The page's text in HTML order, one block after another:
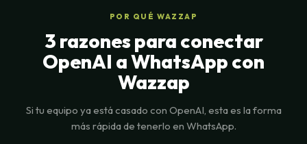
POR QUÉ WAZZAP
3 razones para conectar
OpenAI a WhatsApp con
Wazzap
Si tu equipo ya está casado con OpenAI, esta es la forma
más rápida de tenerlo en WhatsApp.